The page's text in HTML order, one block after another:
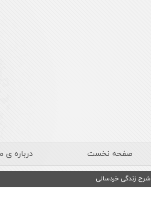
صفحه نخست درباره
شرح زندگی خردسالی